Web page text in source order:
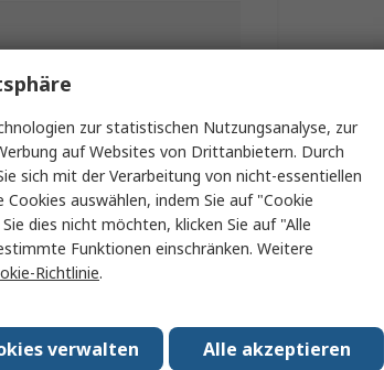
zur statistischen Nutzungsanalyse, zur
auf Websites von Drittanbietern. Durch
sich mit der Verarbeitung von nicht-essentiellen
auswählen, indem Sie auf "Cookie
dies nicht möchten, klicken Sie auf "Alle
Funktionen einschränken. Weitere
Richtlinie.
Alle akzeptieren
verwalten